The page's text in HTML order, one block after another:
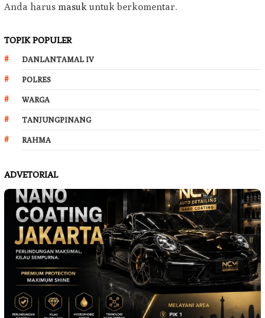
Anda harus masuk untuk berkomentar.
TOPIK POPULER
DANLANTAMAL IV
POLRES
WARGA
TANJUNGPINANG
RAHMA
ADVETORIAL